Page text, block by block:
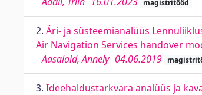
magistritööd
2. Äri- ja süsteemianalüüs
Air Navigation Services handover
Aasalaid, Annely 04.06.2019
3. Ideehaldustarkvara analüüs ja